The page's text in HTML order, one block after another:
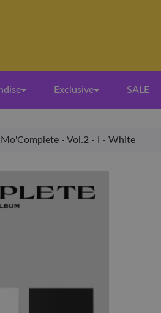
Exclusive SALE
Mo'Complete - Vol.2 - I - White